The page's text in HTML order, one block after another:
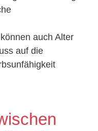
auch Alter
auf die